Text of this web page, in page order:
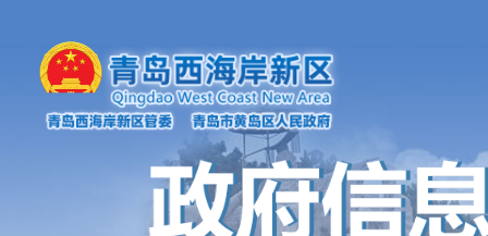
市场监管
产品质量监管
食品药品监管